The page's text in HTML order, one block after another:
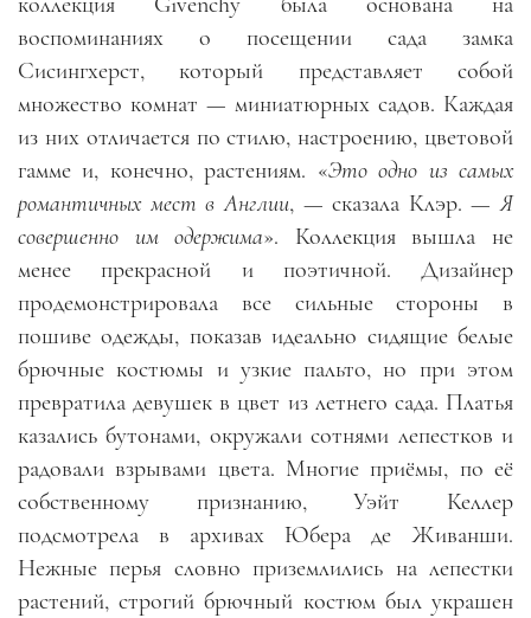
воспоминаниях о посещении сада замка
Сисингхерст, который представляет собой
множество комнат — миниатюрных садов. Каждая
из них отличается по стилю, настроению, цветовой
гамме и, конечно, растениям. «Это одно из самых
романтичных мест в Англии, —сказала Клэр.—Я
совершенно им одержима». Коллекция вышла не
менее прекрасной и поэтичной. Дизайнер
продемонстрировала все сильные стороны в
пошиве одежды, показав идеально сидящие белые
брючные костюмы и узкие пальто, но при этом
превратила девушек в цвет из летнего сада. Платья
казались бутонами, окружали сотнями лепестков и
радовали взрывами цвета. Многие приёмы, по её
собственному признанию, Уэйт Келлер
подсмотрела в архивах Юбера де Живанши.
Нежные перья словно приземлились на лепестки
растений, строгий брючный костюм был украшен